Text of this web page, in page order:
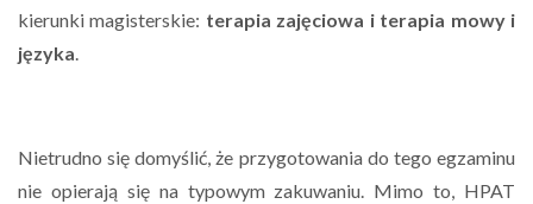
kierunki magisterskie: terapia zajęciowa i terapia mowy i
języka.
Nietrudno się domyślić, że przygotowania do tego egzaminu
nie opierają się na typowym zakuwaniu. Mimo to, HPAT